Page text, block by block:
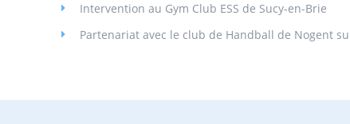
Intervention au Gym Club ESS de Sucy-en-Brie
Partenariat avec le club de Handball de Nogent